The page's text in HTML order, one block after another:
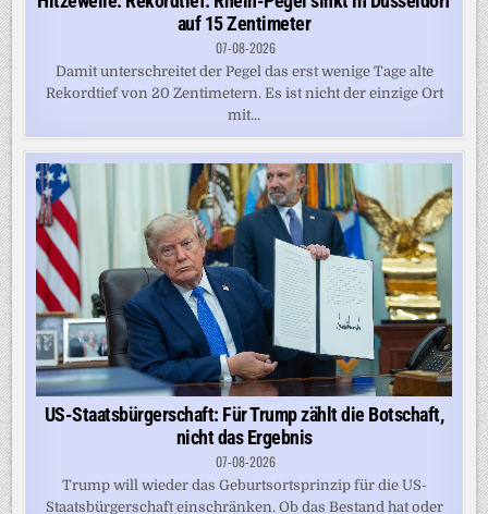
auf 15 Zentimeter
07-08-2026
Damit unterschreitet der Pegel das erst wenige Tage alte
Rekordtief von 20 Zentimetern. Es ist nicht der einzige Ort
mit...
US-Staatsbürgerschaft: Für Trump zählt die Botschaft,
nicht das Ergebnis
07-08-2026
Trump will wieder das Geburtsortsprinzip für die US-
Staatsbürgerschaft einschränken. Ob das Bestand hat oder